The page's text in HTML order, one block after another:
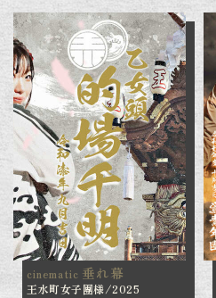
cinematic 垂れ幕
王水町女子團様/2025